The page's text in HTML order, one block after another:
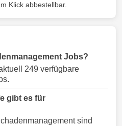
Klick abbestellbar.
Jobs?
249 verfügbare
gibt es für
sind